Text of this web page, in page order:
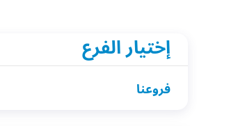
إختيار الفرع
فروعنا